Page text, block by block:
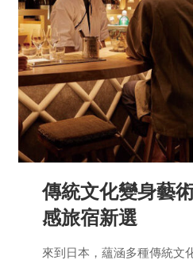
傳統文化變身藝
感旅宿新選
來到日本，蘊涵多種傳統文